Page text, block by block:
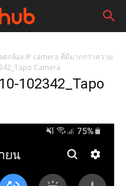
ดกล้อง IP camera ที่มีมากกว่าความ
Camera
102342_Tapo